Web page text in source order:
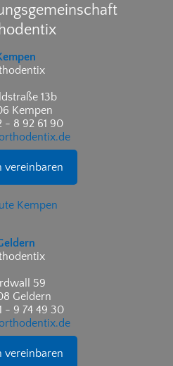
13b
Kempen
- 8 92 61 90
vereinbaren
Kempen
59
Geldern
- 9 74 49 30
vereinbaren